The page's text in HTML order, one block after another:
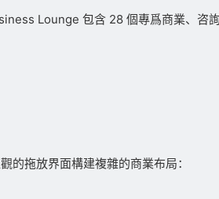
Lounge 包含 28 個專爲商業、咨
的拖放界面構建複雜的商業布局：